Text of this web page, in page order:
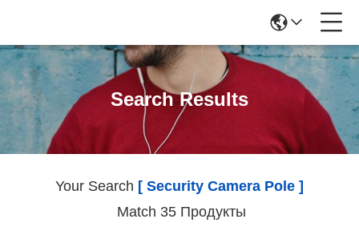
Search Results
Your Search [ Security Camera Pole ]
Match 35 Продукты